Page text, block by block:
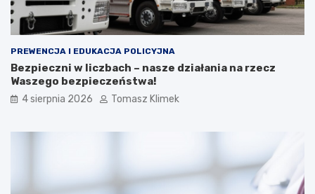
PREWENCJA I EDUKACJA POLICYJNA
Bezpieczni w liczbach – nasze działania na rzecz
Waszego bezpieczeństwa!
4 sierpnia 2026 Tomasz Klimek